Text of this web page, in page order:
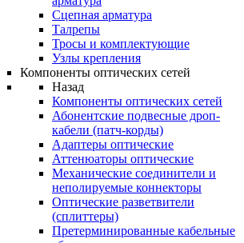
Сцепная арматура
Талрепы
Тросы и комплектующие
Узлы крепления
Компоненты оптических сетей
Назад
Компоненты оптических сетей
Абонентские подвесные дроп-
кабели (патч-корды)
Адаптеры оптические
Аттенюаторы оптические
Механические соединители и
неполируемые коннекторы
Оптические разветвители
(сплиттеры)
Претерминированные кабельные